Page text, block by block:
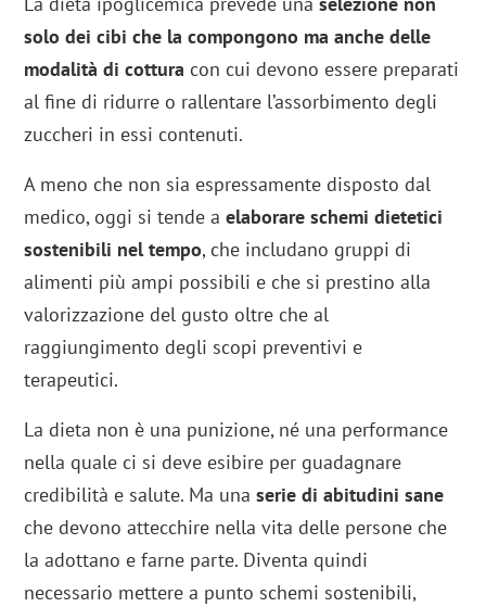
solo dei cibi che la compongono ma anche delle
modalità di cottura con cui devono essere preparati
al fine di ridurre o rallentare l’assorbimento degli
zuccheri in essi contenuti.
A meno che non sia espressamente disposto dal
medico, oggi si tende aelaborare schemi dietetici
sostenibili nel tempo, che includano gruppi di
alimenti più ampi possibili e che si prestino alla
valorizzazione del gusto oltre che al
raggiungimento degli scopi preventivi e
terapeutici.
La dieta non è una punizione, né una performance
nella quale ci si deve esibire per guadagnare
credibilità e salute. Ma unaserie di abitudini sane
che devono attecchire nella vita delle persone che
la adottano e farne parte. Diventa quindi
necessario mettere a punto schemi sostenibili,